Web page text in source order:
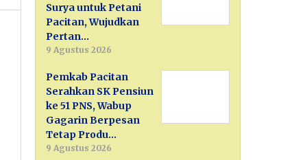
Surya untuk Petani
Pacitan, Wujudkan
Pertan…
9 Agustus 2026
Pemkab Pacitan
Serahkan SK Pensiun
ke 51 PNS, Wabup
Gagarin Berpesan
Tetap Produ…
9 Agustus 2026